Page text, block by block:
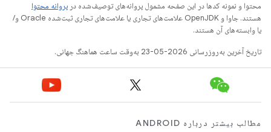
محتوا و نمونه کدها در این صفحه مشمول پروانه‌های توصیف‌شده در پروانه محتوا
هستند. جاوا و OpenJDK علامت‌های تجاری یا علامت‌های تجاری ثبت‌شده Oracle و/
یا وابسته‌های آن هستند.
تاریخ آخرین به‌روزرسانی 2026-05-23 به‌وقت ساعت هماهنگ جهانی.
مطالب بیشتر درباره ANDROID